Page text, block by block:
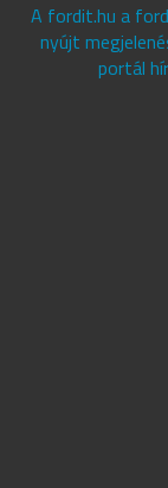
A fordit.hu a
nyújt
portál